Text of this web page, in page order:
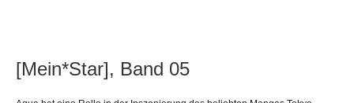
[Mein*Star], Band 05